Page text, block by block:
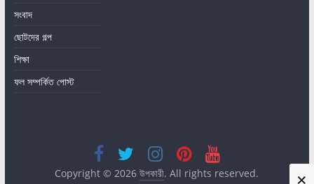
×
সংবাদ
ছোটদের গল্প
শিক্ষা
ফল সম্পর্কিত পোস্ট
Copyright © 2026উপকারী. All rights reserved.